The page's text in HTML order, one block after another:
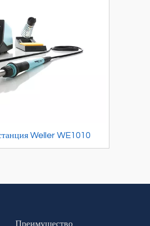
Weller WE1010
Преимущество